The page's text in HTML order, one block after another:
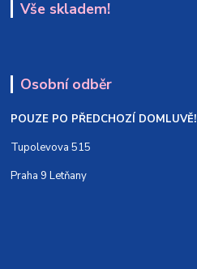
Vše skladem!
Osobní odběr
POUZE PO PŘEDCHOZÍ DOMLUVĚ!
Tupolevova 515
Praha 9 Letňany